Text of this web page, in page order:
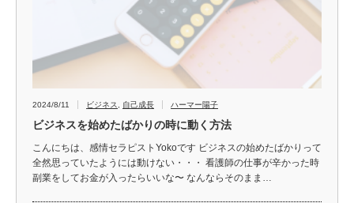
2024/8/11 ビジネス 自己成長 ハーマー陽子
ビジネスを始めたばかりの時に動く方法
こんにちは、感情セラピストYokoです ビジネスの始めたばかりって
全然思っていたようには動けない・・・ 看護師の仕事が辛かった時
副業をしてお金が入ったらいいな〜 なんならそのまま…